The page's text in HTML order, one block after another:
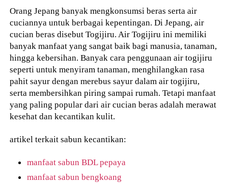
Orang Jepang banyak mengkonsumsi beras serta air
cuciannya untuk berbagai kepentingan. Di Jepang, air
cucian beras disebut Togijiru. Air Togijiru ini memiliki
banyak manfaat yang sangat baik bagi manusia, tanaman,
hingga kebersihan. Banyak cara penggunaan air togijiru
seperti untuk menyiram tanaman, menghilangkan rasa
pahit sayur dengan merebus sayur dalam air togijiru,
serta membersihkan piring sampai rumah. Tetapi manfaat
yang paling popular dari air cucian beras adalah merawat
kesehat dan kecantikan kulit.
artikel terkait sabun kecantikan:
manfaat sabun BDL pepaya
manfaat sabun bengkoang